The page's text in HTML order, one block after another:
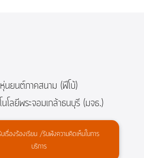
นยนต์ภาคสนาม (ฟีโบ้)
โลยีพระจอมเกล้าธนบุรี (มจธ.)
เรื่องร้องเรียน /รับฟังความคิดเห็นในการ
บริการ